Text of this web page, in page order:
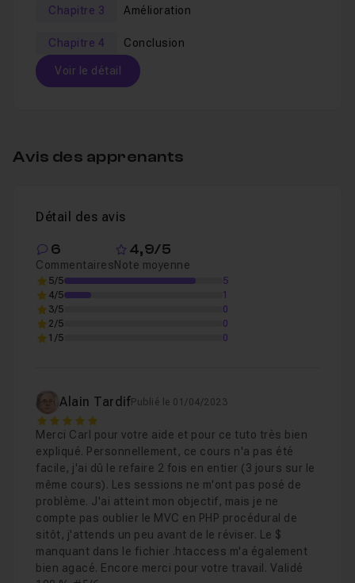
#4/6 Le modèle MVC en Php procédural, Modules
Chapitre 3 Amélioration
Chapitre 4 Conclusion
Voir le détail
Leçon 1 Enoncé
Chapitre 2 : Correction de l'exercice
Chapitre 3 : Amélioration 42m33
Avis des apprenants
Détail des avis
6
Commentaires
4,9/5
Note moyenne
5/5
5
4/5
1
3/5
0
2/5
0
1/5
0
Alain TardifPublié le 01/04/2023
5
Merci Carl pour votre aide et pour ce tuto très bien
expliqué. Personnellement, ce cours n'a pas été
facile, j'ai dû le refaire 2 fois en entier (3 jours sur le
même cours). Les sessions ne m'ont pas posé de
problème. J'ai atteint mon objectif, mais je ne
compte pas oublier le MVC en PHP procédural de
sitôt, j'attends un peu avant de le réviser. Le $
manquant dans le fichier .htaccess m'a également
bien agacé. Encore merci pour votre travail. Validé